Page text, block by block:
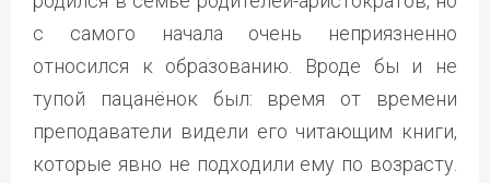
с самого начала очень неприязненно
относился к образованию. Вроде бы и не
тупой пацанёнок был: время от времени
преподаватели видели его читающим книги,
которые явно не подходили ему по возрасту.